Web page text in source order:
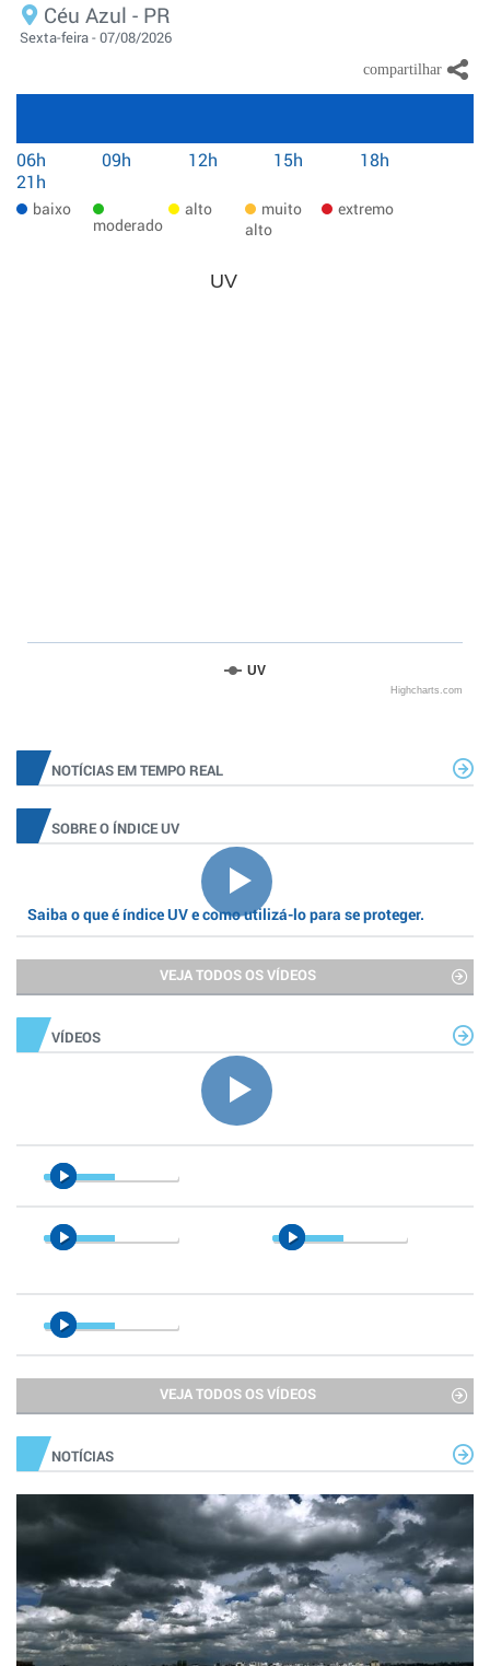
Céu Azul - PR
Sexta-feira - 07/08/2026
06h 09h 12h 15h
18h
21h
baixo
moderado
alto
muito
alto
extremo
UV
UV
Highcharts.com
NOTÍCIAS EM TEMPO REAL
SOBRE O ÍNDICE UV
Saiba o que é índice UV e como utilizá-lo para se proteger.
VEJA TODOS OS VÍDEOS
VÍDEOS
VEJA TODOS OS VÍDEOS
NOTÍCIAS